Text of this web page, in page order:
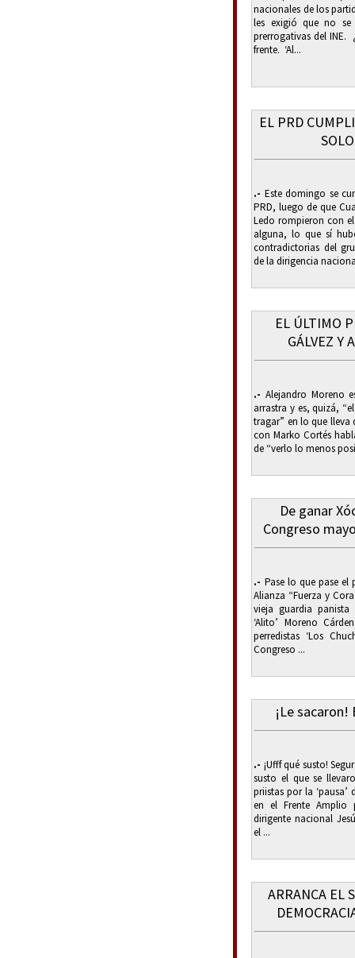
nacionales de los
les exigió que no
prerrogativas del INE.
frente. ‘Al...
EL PRD
.- Este domingo se
PRD, luego de que
Ledo rompieron con
alguna, lo que sí
contradictorias del
de la dirigencia
EL ÚLTIMO
GÁLVEZ Y
.- Alejandro Moreno
arrastra y es, quizá,
tragar” en lo que
con Marko Cortés
de “verlo lo menos
De ganar
Congreso
.- Pase lo que pase
Alianza “Fuerza y
vieja guardia
‘Alito’ Moreno
perredistas ‘Los
Congreso ...
¡Le sacaron!
.- ¡Ufff qué susto!
susto el que se
priistas por la
en el Frente Amplio
dirigente nacional
el ...
ARRANCA EL